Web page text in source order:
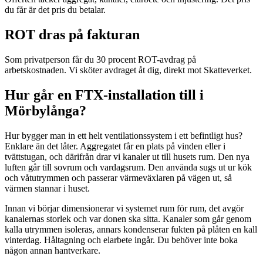
du får är det pris du betalar.
ROT dras på fakturan
Som privatperson får du 30 procent ROT-avdrag på
arbetskostnaden. Vi sköter avdraget åt dig, direkt mot Skatteverket.
Hur går en FTX-installation till i
Mörbylånga?
Hur bygger man in ett helt ventilationssystem i ett befintligt hus?
Enklare än det låter. Aggregatet får en plats på vinden eller i
tvättstugan, och därifrån drar vi kanaler ut till husets rum. Den nya
luften går till sovrum och vardagsrum. Den använda sugs ut ur kök
och våtutrymmen och passerar värmeväxlaren på vägen ut, så
värmen stannar i huset.
Innan vi börjar dimensionerar vi systemet rum för rum, det avgör
kanalernas storlek och var donen ska sitta. Kanaler som går genom
kalla utrymmen isoleras, annars kondenserar fukten på plåten en kall
vinterdag. Håltagning och elarbete ingår. Du behöver inte boka
någon annan hantverkare.